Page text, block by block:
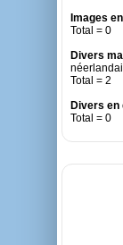
Images
Total = 0
Divers
Total = 2
Divers en
Total = 0